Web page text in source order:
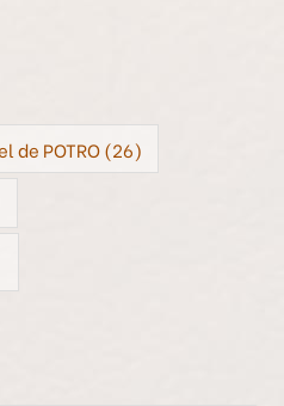
de POTRO(26)